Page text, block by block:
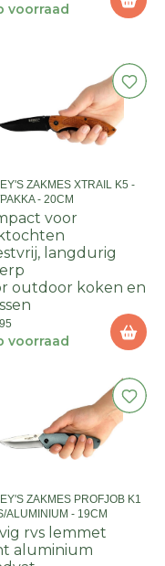
voorraad
ZAKMES XTRAIL K5 -
- 20CM
voor
langdurig
outdoor koken en
voorraad
ZAKMES PROFJOB K1
ALUMINIUM - 19CM
rvs lemmet
aluminium